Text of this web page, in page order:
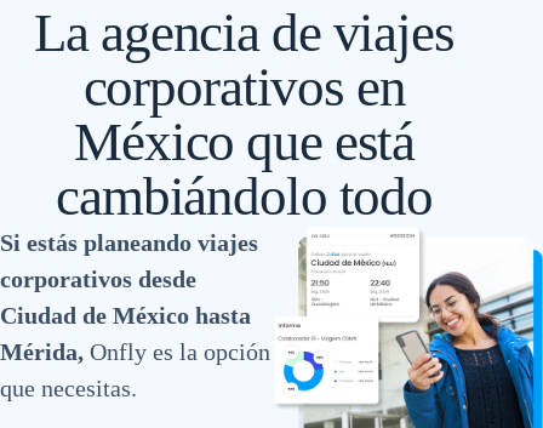
La agencia de viajes
corporativos en
México que está
cambiándolo todo
Si estás planeando viajes
corporativos desde
Ciudad de México hasta
Mérida, Onfly es la opción
que necesitas.